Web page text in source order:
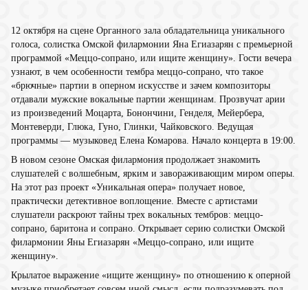
12 октября на сцене Органного зала обладательница уникального
голоса, солистка Омской филармонии Яна Егиазарян с премьерной
программой «Меццо-сопрано, или ищите женщину». Гости вечера
узнают, в чем особенности тембра меццо-сопрано, что такое
«брючные» партии в оперном искусстве и зачем композиторы
отдавали мужские вокальные партии женщинам. Прозвучат арии
из произведений Моцарта, Бонончини, Генделя, Мейербера,
Монтеверди, Глюка, Гуно, Глинки, Чайковского. Ведущая
программы — музыковед Елена Комарова. Начало концерта в 19:00.
В новом сезоне Омская филармония продолжает знакомить
слушателей с волшебным, ярким и завораживающим миром оперы.
На этот раз проект «Уникальная опера» получает новое,
практически детективное воплощение. Вместе с артистами
слушатели раскроют тайны трех вокальных тембров: меццо-
сопрано, баритона и сопрано. Открывает серию солистки Омской
филармонии Яны Егиазарян «Меццо-сопрано, или ищите
женщину».
Крылатое выражение «ищите женщину» по отношению к оперной